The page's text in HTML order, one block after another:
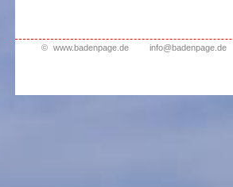
© www.badenpage.de info@badenpage.de